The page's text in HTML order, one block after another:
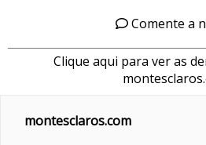
Comente a
Clique aqui para ver as
montesclaros.com